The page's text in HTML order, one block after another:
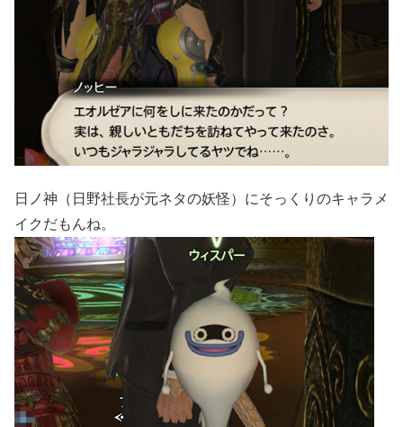
日ノ神（日野社長が元ネタの妖怪）にそっくりのキャラメ
イクだもんね。